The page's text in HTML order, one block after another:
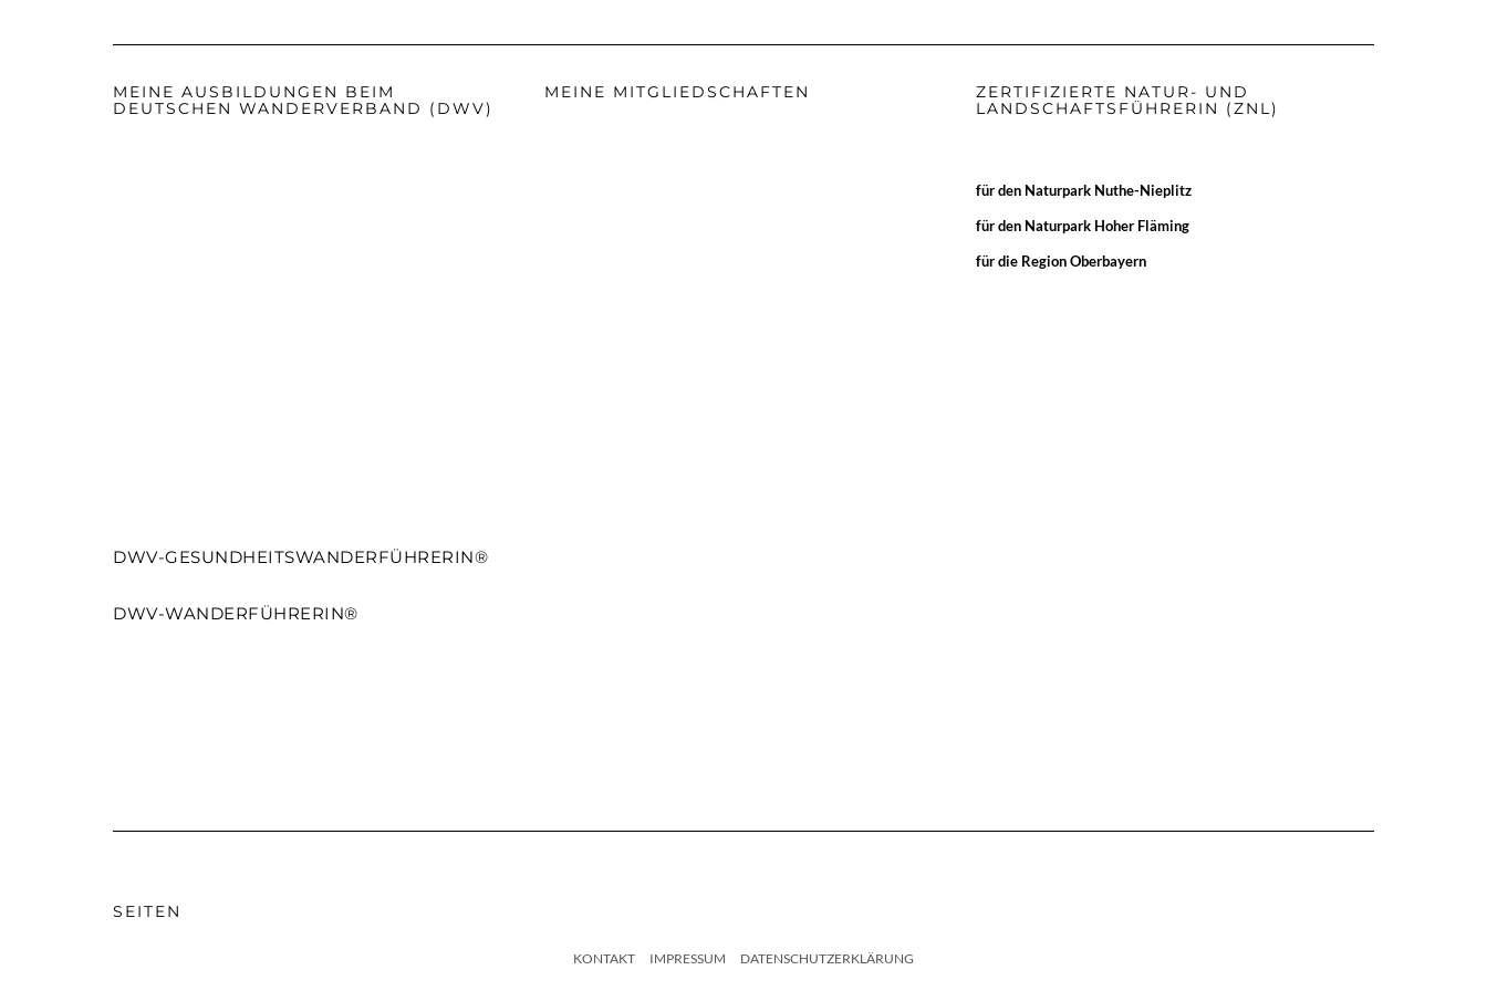
MEINE AUSBILDUNGEN BEIM
DEUTSCHEN WANDERVERBAND (DWV)
DWV-GESUNDHEITSWANDERFÜHRERIN®
DWV-WANDERFÜHRERIN®
MEINE MITGLIEDSCHAFTEN
ZERTIFIZIERTE NATUR- UND
LANDSCHAFTSFÜHRERIN (ZNL)
für den Naturpark Nuthe-Nieplitz
für den Naturpark Hoher Fläming
für die Region Oberbayern
SEITEN
KONTAKT IMPRESSUM DATENSCHUTZERKLÄRUNG